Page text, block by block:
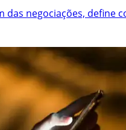
das negociações, define